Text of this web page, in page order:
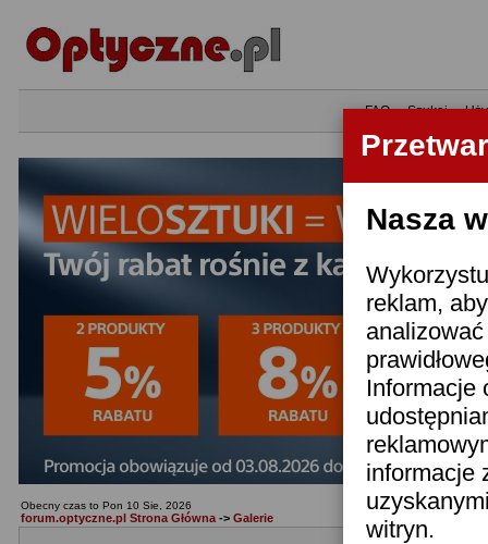
Nasza
reklam,
Informacje
informacje
witryn.
•FAQ•Szukaj•
Obecny czas to Pon 10 Sie, 2026
forum.optyczne.pl Strona Główna -> Galerie